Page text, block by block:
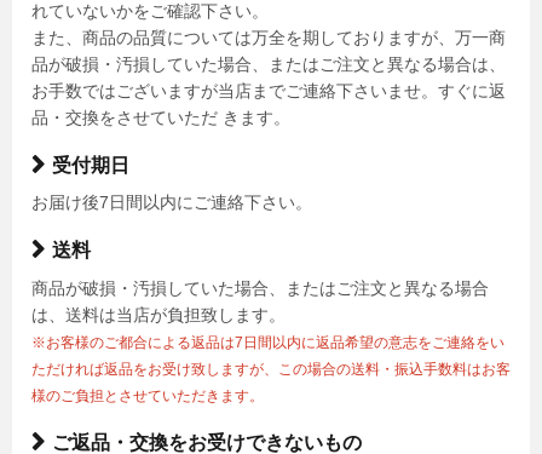
れていないかをご確認下さい。
また、商品の品質については万全を期しておりますが、万一商
品が破損・汚損していた場合、またはご注文と異なる場合は、
お手数ではございますが当店までご連絡下さいませ。すぐに返
品・交換をさせていただ きます。
受付期日
お届け後7日間以内にご連絡下さい。
送料
商品が破損・汚損していた場合、またはご注文と異なる場合
は、送料は当店が負担致します。
※お客様のご都合による返品は7日間以内に返品希望の意志をご連絡をい
ただければ返品をお受け致しますが、この場合の送料・振込手数料はお客
様のご負担とさせていただきます。
ご返品・交換をお受けできないもの